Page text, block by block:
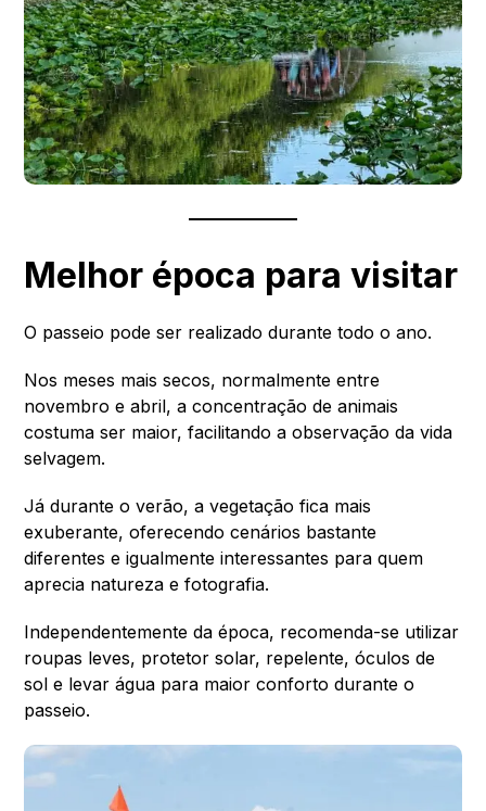
Melhor época para visitar
O passeio pode ser realizado durante todo o ano.
Nos meses mais secos, normalmente entre
novembro e abril, a concentração de animais
costuma ser maior, facilitando a observação da vida
selvagem.
Já durante o verão, a vegetação fica mais
exuberante, oferecendo cenários bastante
diferentes e igualmente interessantes para quem
aprecia natureza e fotografia.
Independentemente da época, recomenda-se utilizar
roupas leves, protetor solar, repelente, óculos de
sol e levar água para maior conforto durante o
passeio.